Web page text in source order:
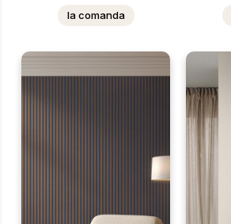
la comanda